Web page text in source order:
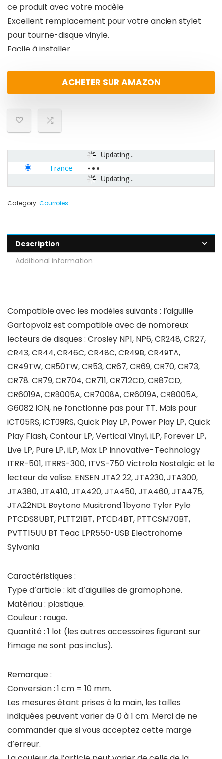
ce produit avec votre modèle
Excellent remplacement pour votre ancien stylet
pour tourne-disque vinyle.
Facile à installer.
ACHETER SUR AMAZON
Updating...
Updating...
France -
Category: Courroies
Description
Additional information
Compatible avec les modèles suivants : l’aiguille
Gartopvoiz est compatible avec de nombreux
lecteurs de disques : Crosley NP1, NP6, CR248, CR27,
CR43, CR44, CR46C, CR48C, CR49B, CR49TA,
CR49TW, CR50TW, CR53, CR67, CR69, CR70, CR73,
CR78. CR79, CR704, CR711, CR712CD, CR87CD,
CR6019A, CR8005A, CR7008A, CR6019A, CR8005A,
G6082 ION, ne fonctionne pas pour TT. Mais pour
iCT05RS, iCT09RS, Quick Play LP, Power Play LP, Quick
Play Flash, Contour LP, Vertical Vinyl, iLP, Forever LP,
Live LP, Pure LP, iLP, Max LP Innovative-Technology
ITRR-501, ITRRS-300, ITVS-750 Victrola Nostalgic et le
lecteur de valise. ENSEN JTA2 22, JTA230, JTA300,
JTA380, JTA410, JTA420, JTA450, JTA460, JTA475,
JTA22NDL Boytone Musitrend 1byone Tyler Pyle
PTCDS8UBT, PLTT21BT, PTCD4BT, PTTCSM70BT,
PVTT15UU BT Teac LPR550-USB Electrohome
Sylvania
Caractéristiques :
Type d’article : kit d’aiguilles de gramophone.
Matériau : plastique.
Couleur : rouge.
Quantité : 1 lot (les autres accessoires figurant sur
l’image ne sont pas inclus).
Remarque :
Conversion : 1 cm = 10 mm.
Les mesures étant prises à la main, les tailles
indiquées peuvent varier de 0 à 1 cm. Merci de ne
commander que si vous acceptez cette marge
d’erreur.